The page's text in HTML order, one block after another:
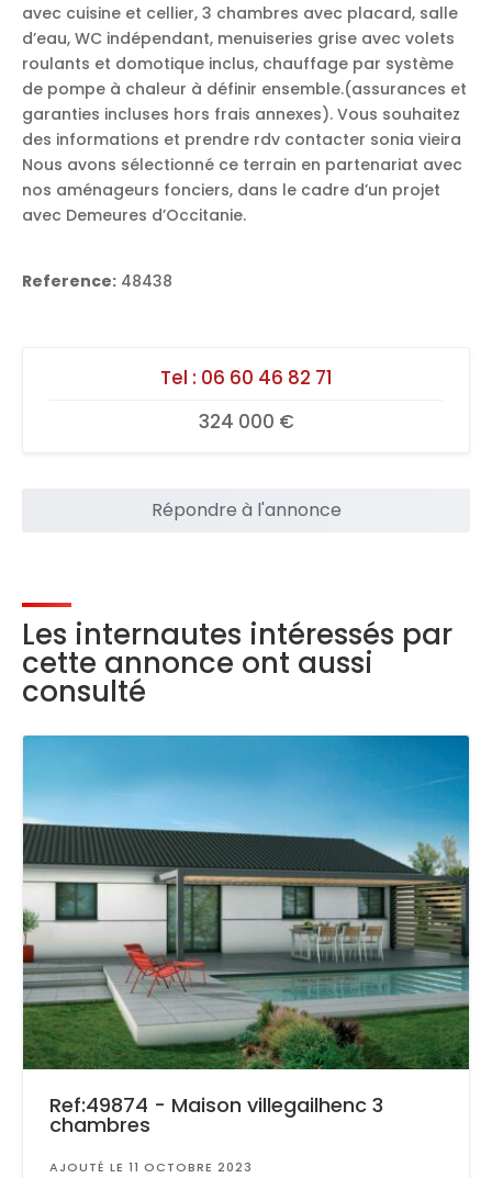
avec cuisine et cellier, 3 chambres avec placard, salle
d’eau, WC indépendant, menuiseries grise avec volets
roulants et domotique inclus, chauffage par système
de pompe à chaleur à définir ensemble.(assurances et
garanties incluses hors frais annexes). Vous souhaitez
des informations et prendre rdv contacter sonia vieira
Nous avons sélectionné ce terrain en partenariat avec
nos aménageurs fonciers, dans le cadre d’un projet
avec Demeures d’Occitanie.
Reference: 48438
Tel : 06 60 46 82 71
324 000 €
Répondre à l'annonce
Les internautes intéressés par
cette annonce ont aussi
consulté
Ref:49874 - Maison villegailhenc 3
chambres
AJOUTÉ LE 11 OCTOBRE 2023